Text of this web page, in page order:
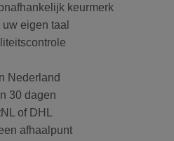
keurmerk
eigen taal
Nederland
30 dagen
of DHL
afhaalpunt